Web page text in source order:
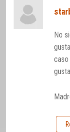
No